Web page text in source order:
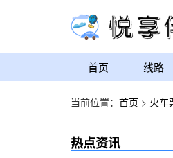
首页 线路
当前位置： 首页 > 火车
热点资讯